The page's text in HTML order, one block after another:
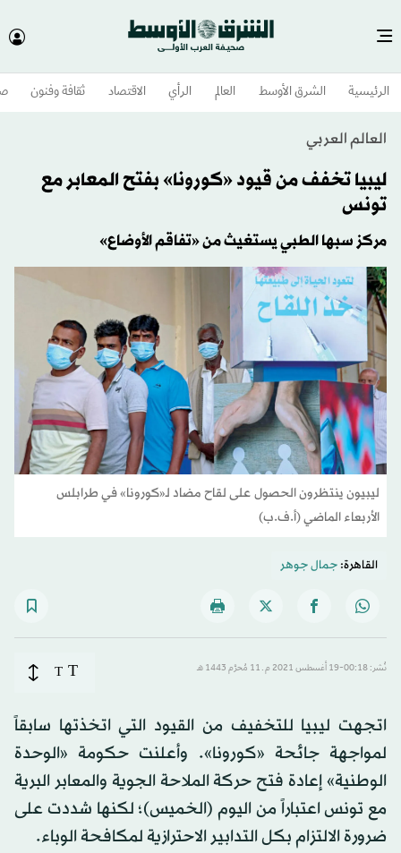
الرئيسية الشرق الأوسط​ العالم الرأي الاقتصاد ثقافة وفنون
العالم العربي
ليبيا تخفف من قيود «كورونا» بفتح المعابر مع
تونس
مركز سبها الطبي يستغيث من «تفاقم الأوضاع»
ليبيون ينتظرون الحصول على لقاح مضاد لـ«كورونا» في طرابلس
الأربعاء الماضي (أ.ف.ب)
القاهرة:جمال جوهر
نُشر: 00:18-19 أغسطس 2021 م ـ 11 مُحرَّم 1443 هـ T
T
اتجهت ليبيا للتخفيف من القيود التي اتخذتها سابقاً
لمواجهة جائحة «كورونا». وأعلنت حكومة «الوحدة
الوطنية» إعادة فتح حركة الملاحة الجوية والمعابر البرية
مع تونس اعتباراً من اليوم (الخميس)؛ لكنها شددت على
ضرورة الالتزام بكل التدابير الاحترازية لمكافحة الوباء.